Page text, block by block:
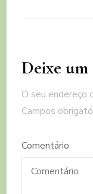
Deixe
O seu endereço
Campos
Comentário